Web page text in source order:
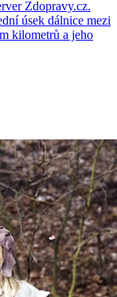
Zdopravy.cz.
úsek dálnice mezi
kilometrů a jeho